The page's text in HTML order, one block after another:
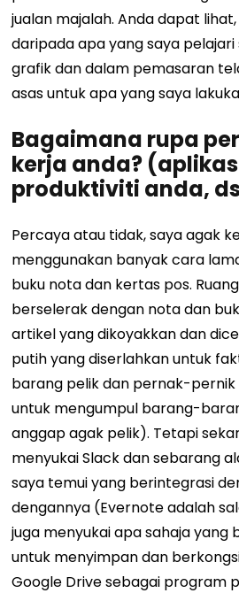
jualan majalah. Anda dapat
daripada apa yang saya
grafik dan dalam pemasaran
asas untuk apa yang saya
Bagaimana rupa
kerja anda?
produktiviti anda,
Percaya atau tidak, saya agak
menggunakan banyak cara
buku nota dan kertas pos.
berselerak dengan nota dan
artikel yang dikoyakkan dan
putih yang diserlahkan untuk
barang pelik dan pernak-
untuk mengumpul barang-
anggap agak pelik). Tetapi
menyukai Slack dan sebarang
saya temui yang berintegrasi
dengannya (Evernote adalah
juga menyukai apa sahaja yang
untuk menyimpan dan
Google Drive sebagai program